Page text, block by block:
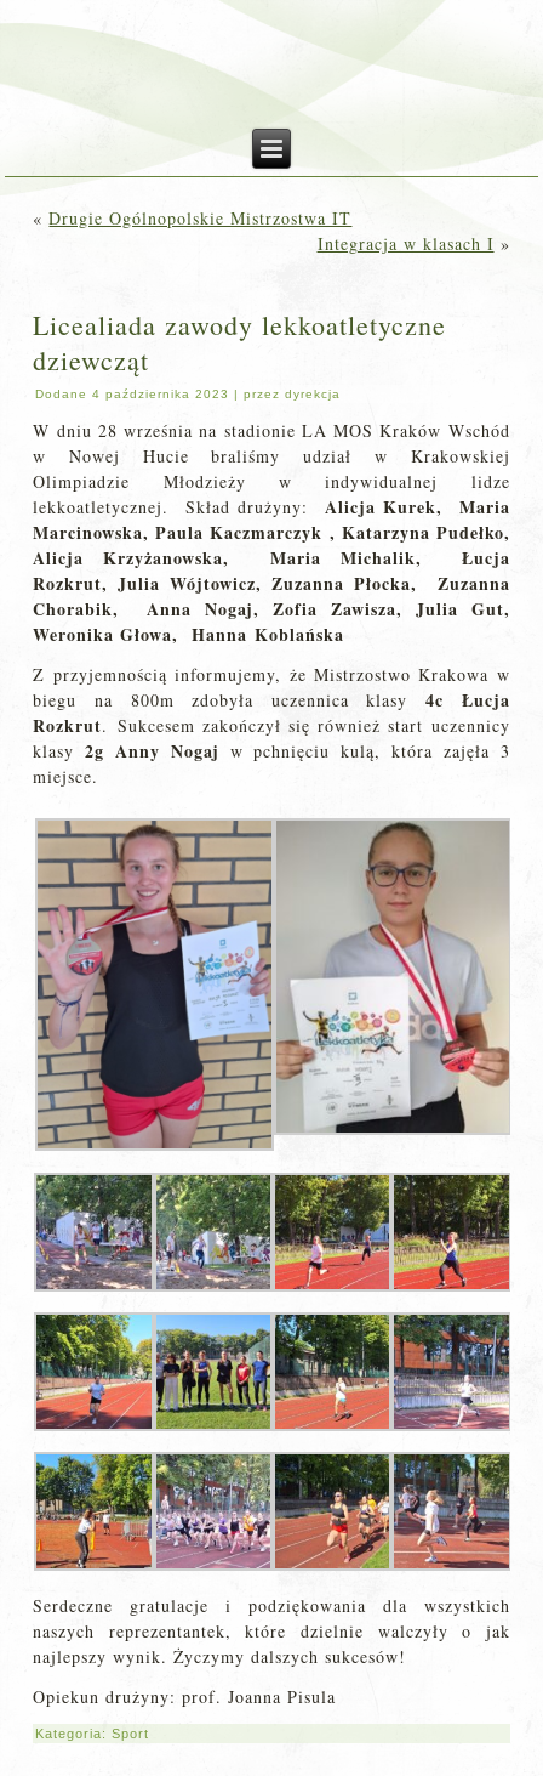
«Drugie Ogólnopolskie Mistrzostwa IT
Integracja w klasach I »
Licealiada zawody lekkoatletyczne
dziewcząt
Dodane 4 października 2023 |przez dyrekcja
W dniu 28 września na stadionie LA MOS Kraków Wschód
w Nowej Hucie braliśmy udział w Krakowskiej
Olimpiadzie Młodzieży w indywidualnej lidze
lekkoatletycznej. Skład drużyny:
Alicja Kurek, Maria
Marcinowska, Paula Kaczmarczyk , Katarzyna Pudełko,
Alicja Krzyżanowska, Maria Michalik, Łucja
Rozkrut, Julia Wójtowicz, Zuzanna Płocka, Zuzanna
Chorabik, Anna Nogaj, Zofia Zawisza, Julia Gut,
Weronika Głowa, Hanna Koblańska
Z przyjemnością informujemy, że Mistrzostwo Krakowa w
biegu na 800m zdobyła uczennica klasy 4c Łucja
Rozkrut. Sukcesem zakończył się również start uczennicy
klasy2g Anny Nogaj w pchnięciu kulą, która zajęła 3
miejsce.
Serdeczne gratulacje i podziękowania dla wszystkich
naszych reprezentantek, które dzielnie walczyły o jak
najlepszy wynik. Życzymy dalszych sukcesów!
Opiekun drużyny: prof. Joanna Pisula
Kategoria:Sport